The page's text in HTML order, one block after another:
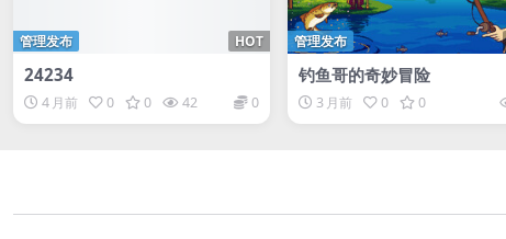
HOT
管理发布
24234
4 月前 0 0 42 0
管理发布
钓鱼哥的奇妙冒险
3 月前 0 0